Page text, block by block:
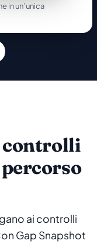
in un’unica
controlli
ai controlli
Gap Snapshot